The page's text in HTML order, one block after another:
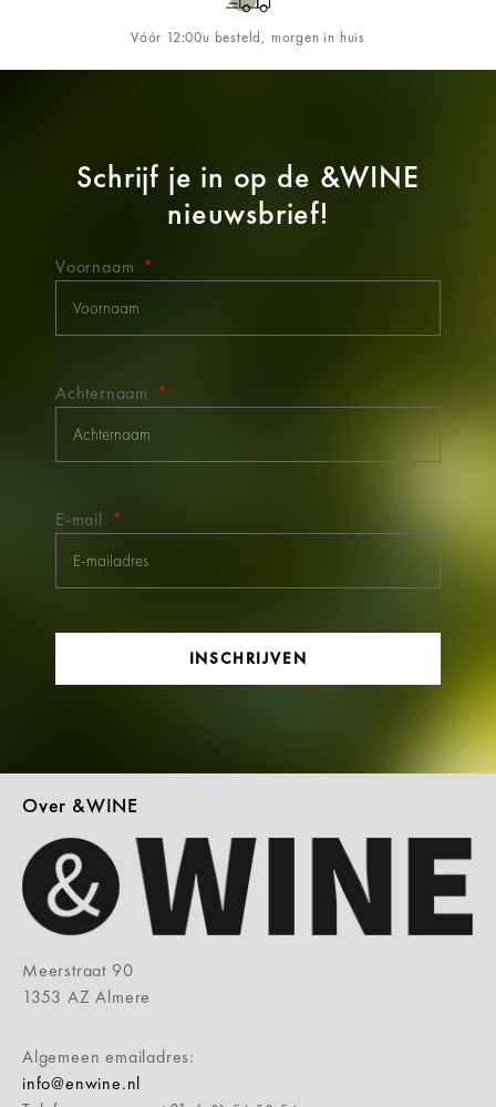
Vóór 12:00u besteld, morgen in huis
Schrijf je in op de &WINE
nieuwsbrief!
Voornaam
Achternaam
E-mail
INSCHRIJVEN
Over &WINE
Meerstraat 90
1353 AZ Almere
Algemeen emailadres:
info@enwine.nl